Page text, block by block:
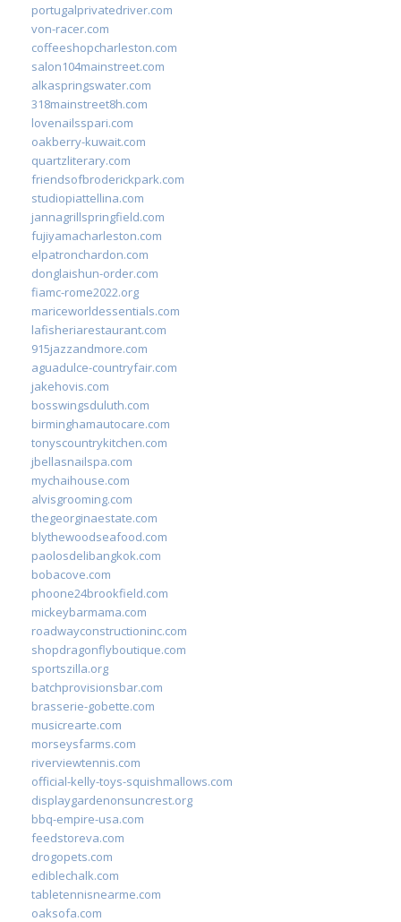
portugalprivatedriver.com
von-racer.com
coffeeshopcharleston.com
salon104mainstreet.com
alkaspringswater.com
318mainstreet8h.com
lovenailsspari.com
oakberry-kuwait.com
quartzliterary.com
friendsofbroderickpark.com
studiopiattellina.com
jannagrillspringfield.com
fujiyamacharleston.com
elpatronchardon.com
donglaishun-order.com
fiamc-rome2022.org
mariceworldessentials.com
lafisheriarestaurant.com
915jazzandmore.com
aguadulce-countryfair.com
jakehovis.com
bosswingsduluth.com
birminghamautocare.com
tonyscountrykitchen.com
jbellasnailspa.com
mychaihouse.com
alvisgrooming.com
thegeorginaestate.com
blythewoodseafood.com
paolosdelibangkok.com
bobacove.com
phoone24brookfield.com
mickeybarmama.com
roadwayconstructioninc.com
shopdragonflyboutique.com
sportszilla.org
batchprovisionsbar.com
brasserie-gobette.com
musicrearte.com
morseysfarms.com
riverviewtennis.com
official-kelly-toys-squishmallows.com
displaygardenonsuncrest.org
bbq-empire-usa.com
feedstoreva.com
drogopets.com
ediblechalk.com
tabletennisnearme.com
oaksofa.com